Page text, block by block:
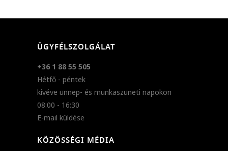
ÜGYFÉLSZOLGÁLAT
+36 1 88 55 505
Hétfő - péntek
kivéve ünnep- és munkaszüneti napokon
08:00 - 16:30
E-mail küldése
KÖZÖSSÉGI MÉDIA